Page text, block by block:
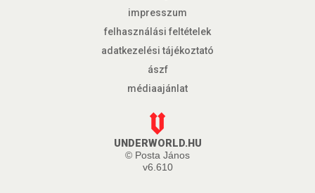
impresszum
felhasználási feltételek
adatkezelési tájékoztató
ászf
médiaajánlat
UNDERWORLD.HU
© Posta János
v6.610